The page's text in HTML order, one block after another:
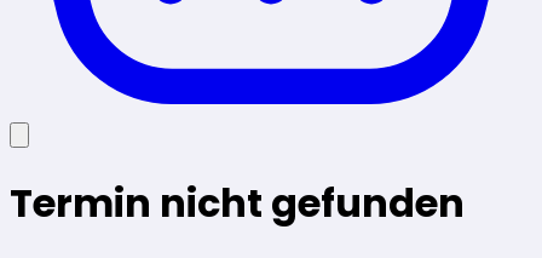
Termin nicht gefunden